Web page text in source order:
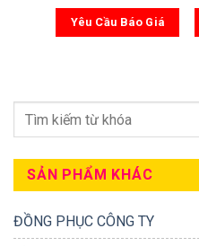
Yêu Cầu Báo Giá
SẢN PHẨM KHÁC
ĐỒNG PHỤC CÔNG TY